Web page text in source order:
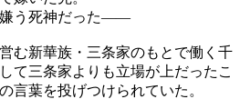
嫌う死神だった――
む新華族・三条家のもとで働く千
て三条家よりも立場が上だったこ
言葉を投げつけられていた。